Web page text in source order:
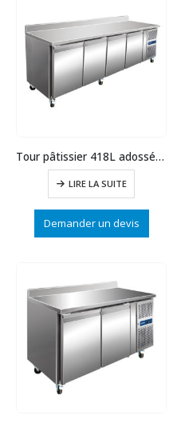
Tour pâtissier 418L adossé 4P prof.800
LIRE LA SUITE
Demander un devis